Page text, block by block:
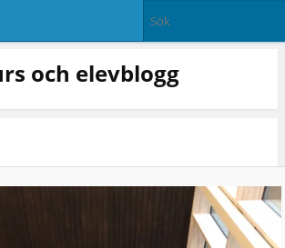
och elevblogg